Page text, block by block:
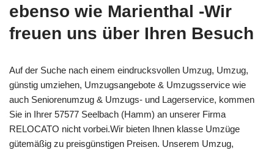
ebenso wie Marienthal -Wir
freuen uns über Ihren Besuch
Auf der Suche nach einem eindrucksvollen Umzug, Umzug,
günstig umziehen, Umzugsangebote & Umzugsservice wie
auch Seniorenumzug & Umzugs- und Lagerservice, kommen
Sie in Ihrer 57577 Seelbach (Hamm) an unserer Firma
RELOCATO nicht vorbei.Wir bieten Ihnen klasse Umzüge
gütemäßig zu preisgünstigen Preisen. Unserem Umzug,